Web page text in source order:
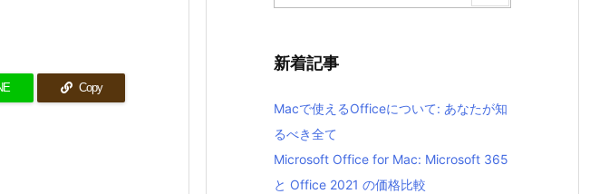
Copy
新着記事
Macで使えるOfficeについて: あなたが知
るべき全て
Microsoft Office for Mac: Microsoft 365
と Office 2021 の価格比較